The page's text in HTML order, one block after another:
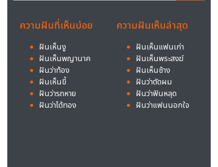
ความฝันที่เห็นบ่อย
ฝันเห็นงู
ฝันเห็นพญานาค
ฝันว่าท้อง
ฝันเห็นขี้
ฝันว่ารถหาย
ฝันว่าได้ทอง
ความฝันเห็นล่าสุด
ฝันเห็นแฟนเก่า
ฝันเห็นพระสงฆ์
ฝันเห็นช้าง
ฝันว่าตัดผม
ฝันว่าฟันหลุด
ฝันว่าแฟนนอกใจ